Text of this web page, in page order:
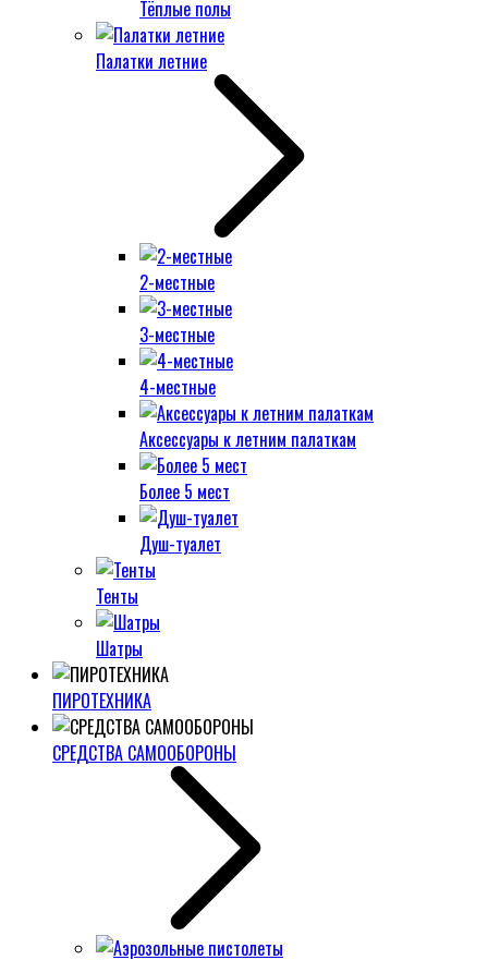
Тёплые полы
Палатки летние
2-местные
3-местные
4-местные
Аксессуары к летним палаткам
Более 5 мест
Душ-туалет
Тенты
Шатры
ПИРОТЕХНИКА
СРЕДСТВА САМООБОРОНЫ